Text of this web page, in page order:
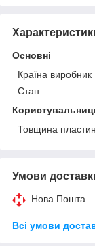
Основні
Країна виробник
Стан
Товщина
Умови
Нова Пошта
Всі умови